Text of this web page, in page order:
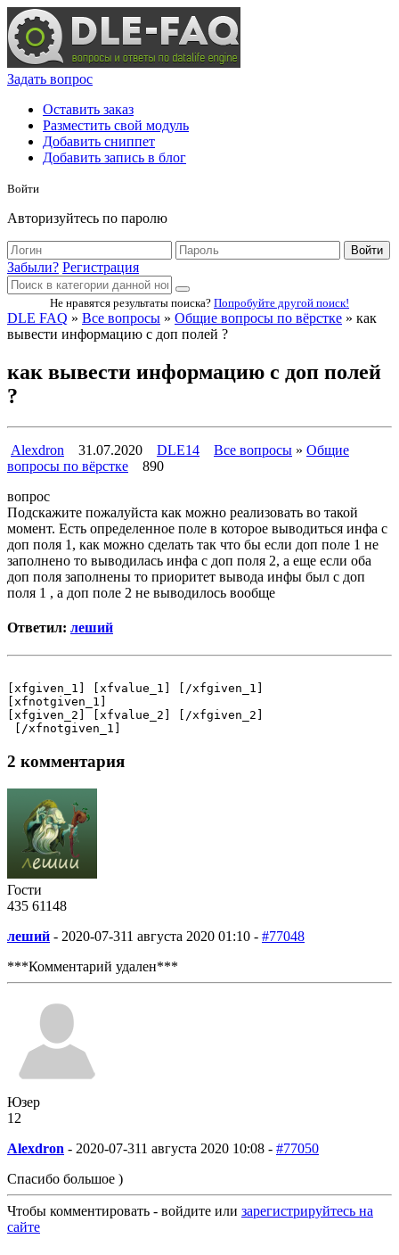
Задать вопрос
Оставить заказ
Разместить свой модуль
Добавить сниппет
Добавить запись в блог
Войти
Авторизуйтесь по паролю
Войти
Забыли? Регистрация
Не нравятся результаты поиска? Попробуйте другой поиск!
DLE FAQ » Все вопросы » Общие вопросы по вёрстке » как
вывести информацию с доп полей ?
как вывести информацию с доп полей
?
Alexdron 31.07.2020 DLE14 Все вопросы » Общие
вопросы по вёрстке
890
вопрос
Подскажите пожалуйста как можно реализовать во такой
момент. Есть определенное поле в которое выводиться инфа с
доп поля 1, как можно сделать так что бы если доп поле 1 не
заполнено то выводилась инфа с доп поля 2, а еще если оба
доп поля заполнены то приоритет вывода инфы был с доп
поля 1 , а доп поле 2 не выводилось вообще
Ответил: леший
[xfgiven_1] [xfvalue_1] [/xfgiven_1]
[xfnotgiven_1]
[xfgiven_2] [xfvalue_2] [/xfgiven_2]
2 комментария
Гости
435 61148
леший - 2020-07-311 августа 2020 01:10 - #77048
***Комментарий удален***
Юзер
12
Alexdron - 2020-07-311 августа 2020 10:08 - #77050
Спасибо большое )
Чтобы комментировать - войдите или зарегистрируйтесь на
сайте